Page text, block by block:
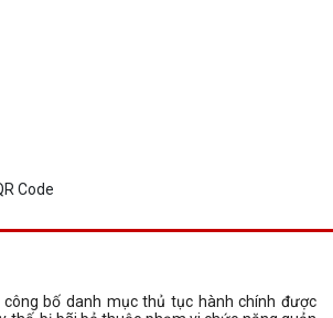
công bố danh mục thủ tục hành chính được